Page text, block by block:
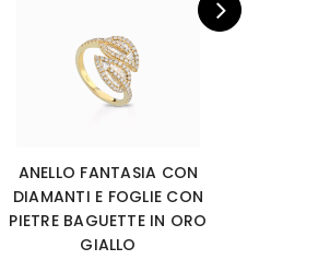
ANELLO FANTASIA CON
DIAMANTI E FOGLIE CON
PIETRE BAGUETTE IN ORO
GIALLO